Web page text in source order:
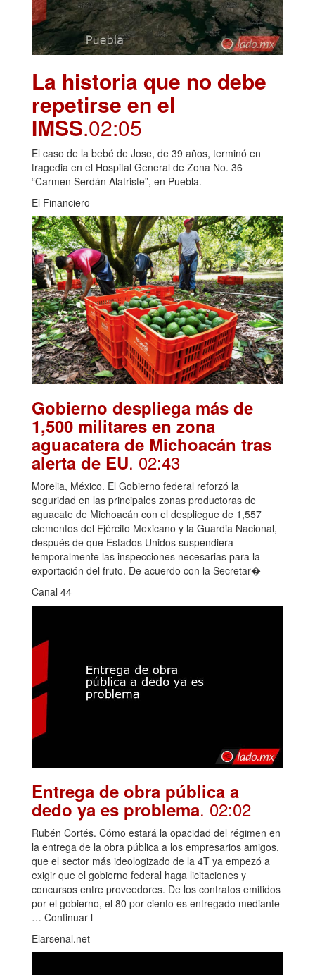
La historia que no debe
repetirse en el
IMSS.02:05
El caso de la bebé de Jose, de 39 años, terminó en
tragedia en el Hospital General de Zona No. 36
“Carmen Serdán Alatriste”, en Puebla.
El Financiero
Gobierno despliega más de
1,500 militares en zona
aguacatera de Michoacán tras
alerta de EU. 02:43
Morelia, México. El Gobierno federal reforzó la
seguridad en las principales zonas productoras de
aguacate de Michoacán con el despliegue de 1,557
elementos del Ejército Mexicano y la Guardia Nacional,
después de que Estados Unidos suspendiera
temporalmente las inspecciones necesarias para la
exportación del fruto. De acuerdo con la Secretar�
Canal 44
Entrega de obra pública a
dedo ya es problema. 02:02
Rubén Cortés. Cómo estará la opacidad del régimen en
la entrega de la obra pública a los empresarios amigos,
que el sector más ideologizado de la 4T ya empezó a
exigir que el gobierno federal haga licitaciones y
concursos entre proveedores. De los contratos emitidos
por el gobierno, el 80 por ciento es entregado mediante
… Continuar l
Elarsenal.net